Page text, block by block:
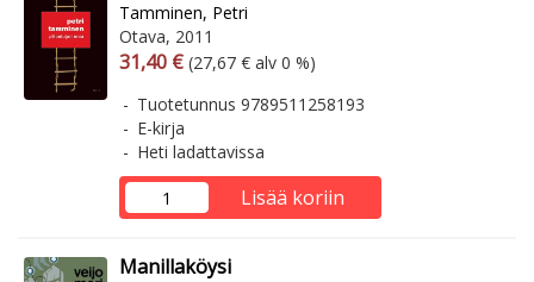
Tamminen, Petri
Otava, 2011
Arvonlisäverollinen hinta
31,40 € Arvonlisäveroton hinta
(27,67 € alv 0 %)
Tuotetunnus 9789511258193
E-kirja
Heti ladattavissa
Lisää koriin
Manillaköysi